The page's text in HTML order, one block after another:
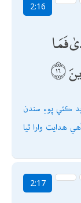
2:16
فَمَا
ڪئي پوءِ سندن
ھدايت وارا ٿيا
2:17